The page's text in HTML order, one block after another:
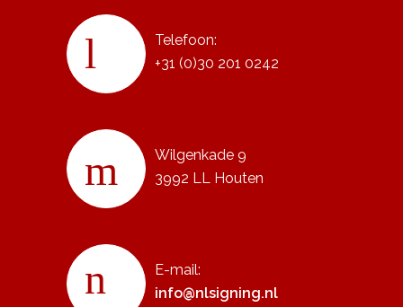
Telefoon:
+31 (0)30 201 0242
Wilgenkade 9
3992 LL Houten
E-mail:
info@nlsigning.nl